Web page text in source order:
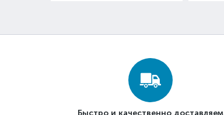
Быстро и качественно доставляем